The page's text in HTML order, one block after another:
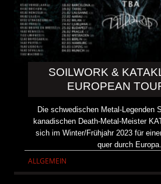
SOILWORK &
EUROPEAN
Die schwedischen Metal-Legenden
kanadischen Death-Metal-Meister
sich im Winter/Frühjahr 2023 für
quer durch Europa..
ALLGEMEIN